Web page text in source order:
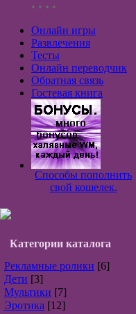
• • • •
Онлайн игры
Развлечения
Тесты
Онлайн переводчик
Обратная связь
Гостевая книга
Способы пополнить
свой кошелек.
Категории каталога
Рекламные ролики [6]
Дети [3]
Мультики [7]
Эротика [12]